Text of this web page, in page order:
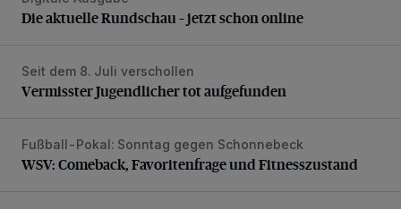
Die aktuelle Rundschau – jetzt schon online
Vermisster Jugendlicher tot aufgefunden
Seit dem 8. Juli verschollen
Vermisster Jugendlicher tot aufgefunden
WSV: Comeback, Favoritenfrage und Fitnesszustand
Fußball-Pokal: Sonntag gegen Schonnebeck
WSV: Comeback, Favoritenfrage und Fitnesszustand